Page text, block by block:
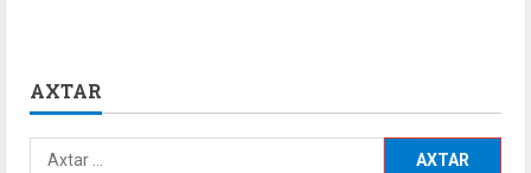
AXTAR
Axtarış: